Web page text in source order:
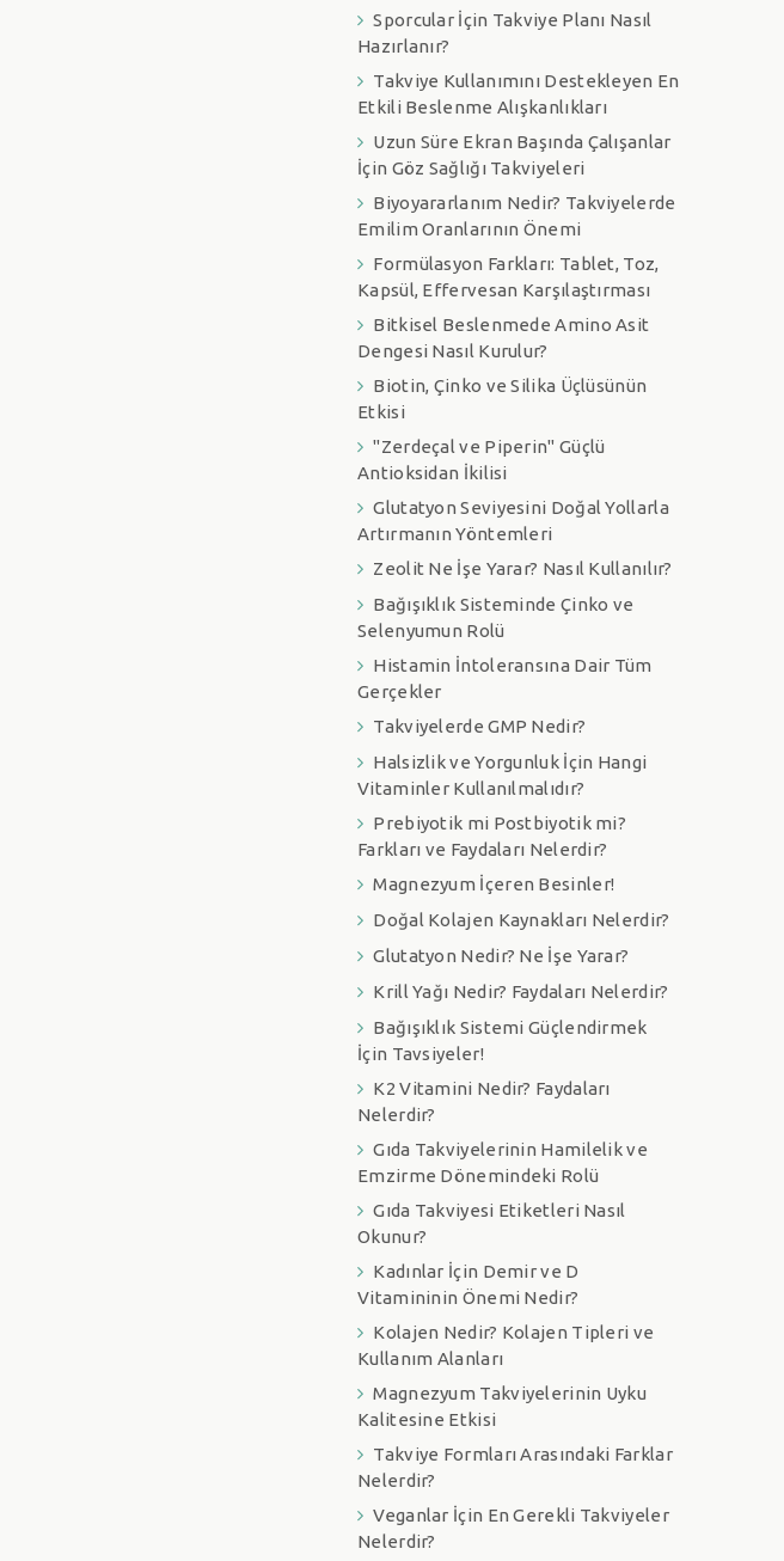
Sporcular İçin Takviye Planı Nasıl
Hazırlanır?
Takviye Kullanımını Destekleyen En
Etkili Beslenme Alışkanlıkları
Uzun Süre Ekran Başında Çalışanlar
İçin Göz Sağlığı Takviyeleri
Biyoyararlanım Nedir? Takviyelerde
Emilim Oranlarının Önemi
Formülasyon Farkları: Tablet, Toz,
Kapsül, Effervesan Karşılaştırması
Bitkisel Beslenmede Amino Asit
Dengesi Nasıl Kurulur?
Biotin, Çinko ve Silika Üçlüsünün
Etkisi
"Zerdeçal ve Piperin" Güçlü
Antioksidan İkilisi
Glutatyon Seviyesini Doğal Yollarla
Artırmanın Yöntemleri
Zeolit Ne İşe Yarar? Nasıl Kullanılır?
Bağışıklık Sisteminde Çinko ve
Selenyumun Rolü
Histamin İntoleransına Dair Tüm
Gerçekler
Takviyelerde GMP Nedir?
Halsizlik ve Yorgunluk İçin Hangi
Vitaminler Kullanılmalıdır?
Prebiyotik mi Postbiyotik mi?
Farkları ve Faydaları Nelerdir?
Magnezyum İçeren Besinler!
Doğal Kolajen Kaynakları Nelerdir?
Glutatyon Nedir? Ne İşe Yarar?
Krill Yağı Nedir? Faydaları Nelerdir?
Bağışıklık Sistemi Güçlendirmek
İçin Tavsiyeler!
K2 Vitamini Nedir? Faydaları
Nelerdir?
Gıda Takviyelerinin Hamilelik ve
Emzirme Dönemindeki Rolü
Gıda Takviyesi Etiketleri Nasıl
Okunur?
Kadınlar İçin Demir ve D
Vitamininin Önemi Nedir?
Kolajen Nedir? Kolajen Tipleri ve
Kullanım Alanları
Magnezyum Takviyelerinin Uyku
Kalitesine Etkisi
Takviye Formları Arasındaki Farklar
Nelerdir?
Veganlar İçin En Gerekli Takviyeler
Nelerdir?